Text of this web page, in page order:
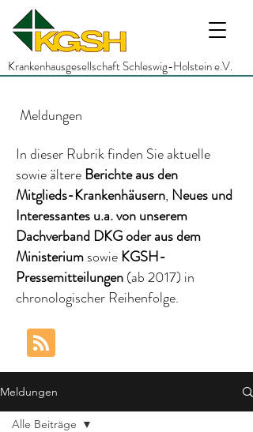
Krankenhausgesellschaft Schleswig-Holstein e.V.
Meldungen
In dieser Rubrik finden Sie aktuelle
sowie ältereBerichteaus den
Mitglieds-Krankenhäusern, Neues und
Interessantesu.a.von unserem
Dachverband DKGoder aus dem
MinisteriumsowieKGSH-
Pressemitteilungen(ab 2017) in
chronologischer Reihenfolge.
Meldungen
Alle Beiträge